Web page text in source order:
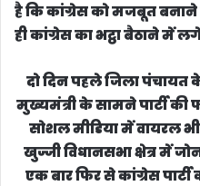
है कि कांग्रेस को मजबूत बनाने
ही कांग्रेस का भट्ठा बैठाने में
दो दिन पहले जिला पंचायत
मुख्यमंत्री के सामने पार्टी की
सोशल मीडिया में वायरल
खुज्जी विधानसभा क्षेत्र में
एक बार फिर से कांग्रेस